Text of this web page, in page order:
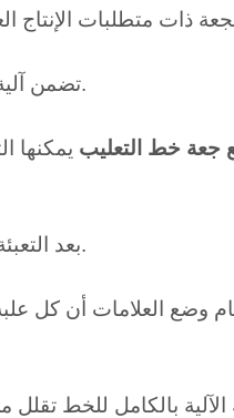
تضمن آلية التعبئة المتقدمة ملء كل علبة بدقة، مما يقلل من الهدر ويعزز اتساق المنتج.
جعة خط التعليب يمكنها
بعد التعبئة، يتم إغلاق العلب بنظام إغلاق قوي وفعال للحفاظ على جودة ونضارة البيرة.
وضع العلامات أن كل
الآلية بالكامل للخط تقلل